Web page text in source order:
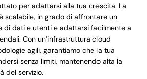
per adattarsi alla tua crescita. La
scalabile, in grado di affrontare un
di dati e utenti e adattarsi facilmente a
Con un’infrastruttura cloud
agili, garantiamo che la tua
senza limiti, mantenendo alta la
del servizio.